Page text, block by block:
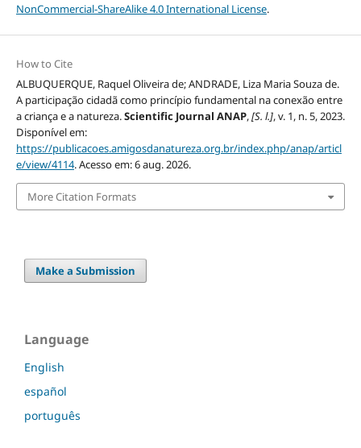
NonCommercial-ShareAlike 4.0 International License.
How to Cite
ALBUQUERQUE, Raquel Oliveira de; ANDRADE, Liza Maria Souza de.
A participação cidadã como princípio fundamental na conexão entre
a criança e a natureza.Scientific Journal ANAP,[S. l.], v. 1, n. 5, 2023.
Disponível em:
https://publicacoes.amigosdanatureza.org.br/index.php/anap/articl
e/view/4114. Acesso em: 6 aug. 2026.
More Citation Formats
Make a Submission
Language
English
español
português